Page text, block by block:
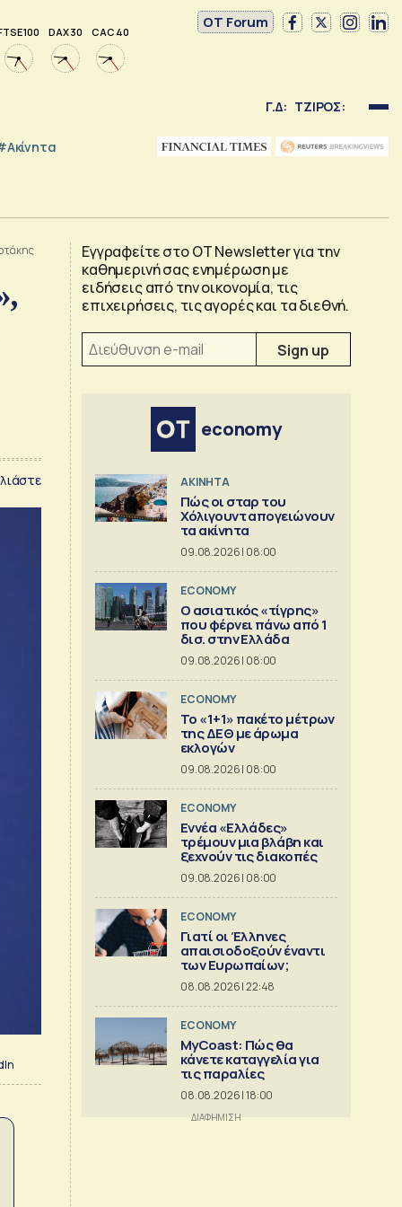
100 DAX 30 CAC 40
OT Forum
Γ.Δ: ΤΖΙΡΟΣ:
Εγγραφείτε στο OT Newsletter για την
καθημερινή σας ενημέρωση με
ειδήσεις από την οικονομία, τις
επιχειρήσεις, τις αγορές και τα διεθνή.
economy
ΑΚΙΝΗΤΑ
Πώς οι σταρ του
Χόλιγουντ απογειώνουν
τα ακίνητα
09.08.2026 | 08:00
ECONOMY
Ο ασιατικός «τίγρης»
που φέρνει πάνω από 1
δισ. στην Ελλάδα
09.08.2026 | 08:00
ECONOMY
Το «1+1» πακέτο μέτρων
της ΔΕΘ με άρωμα
εκλογών
09.08.2026 | 08:00
ECONOMY
Εννέα «Ελλάδες»
τρέμουν μια βλάβη και
ξεχνούν τις διακοπές
09.08.2026 | 08:00
ECONOMY
Γιατί οι Έλληνες
απαισιοδοξούν έναντι
των Ευρωπαίων;
08.08.2026 | 22:48
ECONOMY
MyCoast: Πώς θα
κάνετε καταγγελία για
τις παραλίες
08.08.2026 | 18:00